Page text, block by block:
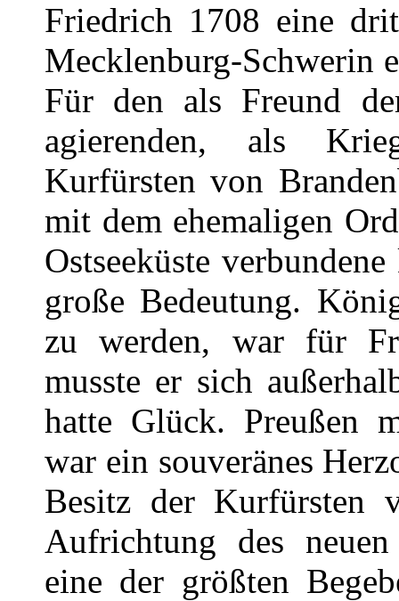
Friedrich 1708 eine
Mecklenburg-Schwerin
Für den als Freund
agierenden, als
Kurfürsten von
mit dem ehemaligen
Ostseeküste
große Bedeutung.
zu werden, war für
musste er sich
hatte Glück. Preußen
war ein souveränes
Besitz der Kurfürsten
Aufrichtung des
eine der größten